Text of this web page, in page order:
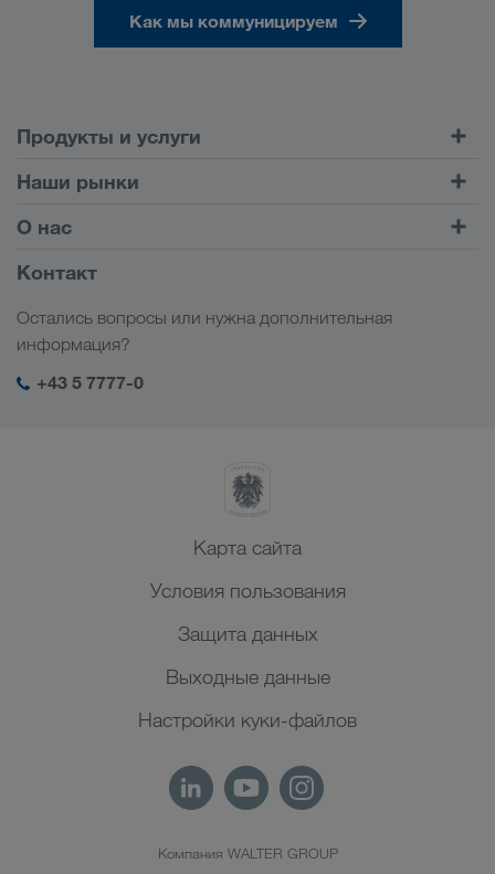
Как мы коммуницируем
Продукты и услуги
Автомобильные перевозки
Клиентский портал CONNECT
Цифровые решения
Мой вход в систему LKW WALTER
Наши рынки
Европа
Кавказ
Центральная Азия
Ближний Восток
Северная Африка
О нас
Информация о компании
Социальная ответственность
Контакт
Остались вопросы или нужна дополнительная
информация?
+43 5 7777-0
Карта сайта
Условия пользования
Защита данных
Выходные данные
Настройки куки-файлов
Компания WALTER GROUP